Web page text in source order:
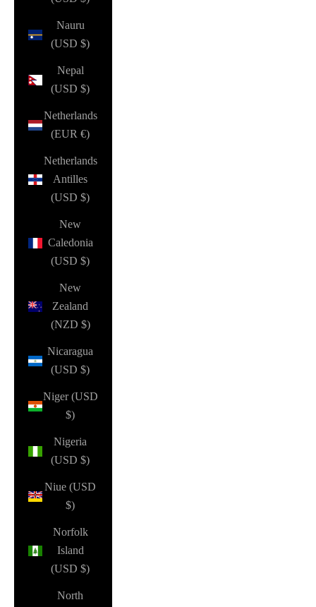
Nauru
(USD $)
Nepal
(USD $)
Netherlands
(EUR €)
Netherlands
Antilles
(USD $)
New
Caledonia
(USD $)
New
Zealand
(NZD $)
Nicaragua
(USD $)
Niger (USD
$)
Nigeria
(USD $)
Niue (USD
$)
Norfolk
Island
(USD $)
North